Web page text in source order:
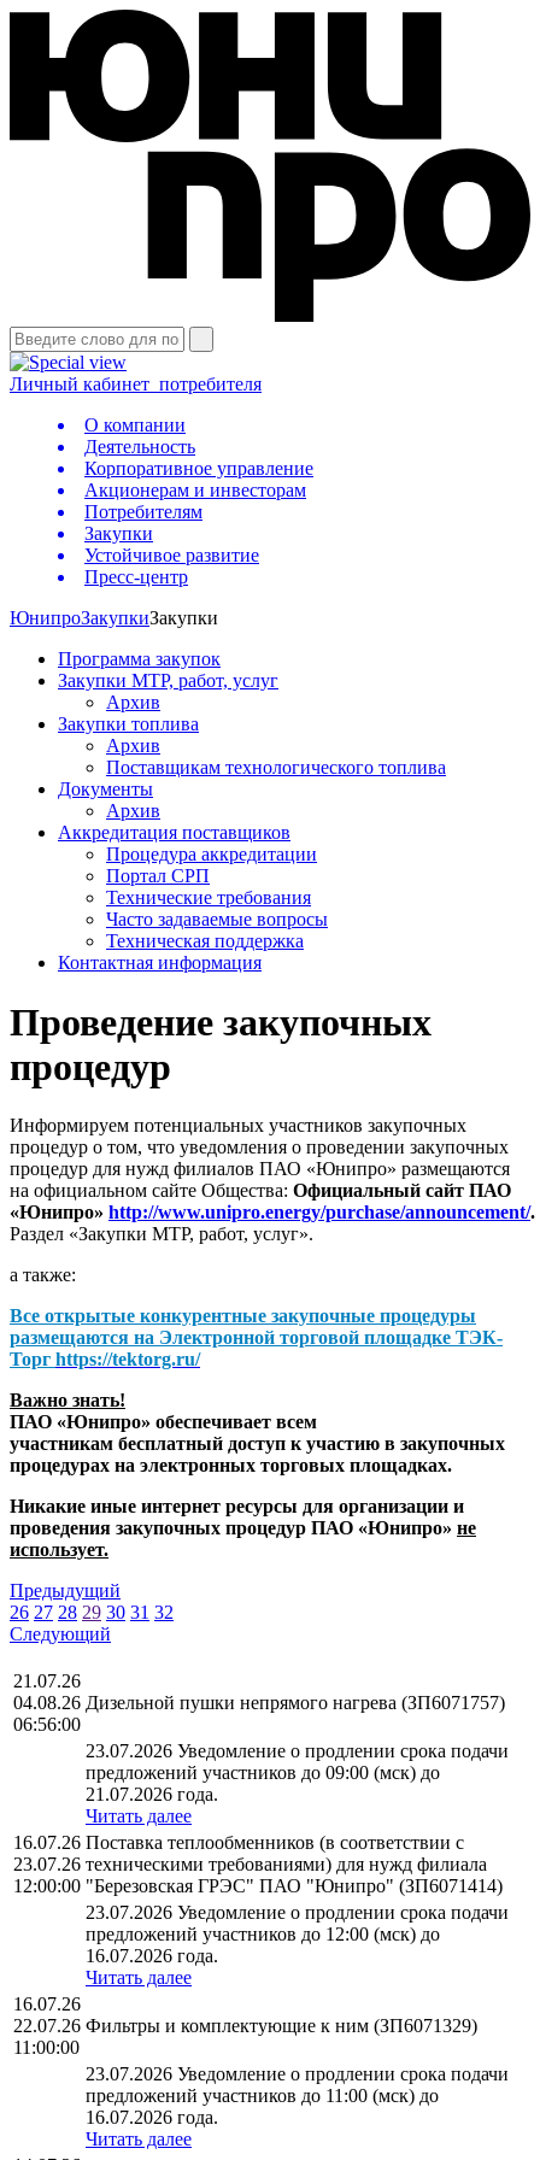
Личный кабинет потребителя
О компании
Деятельность
Корпоративное управление
Акционерам и инвесторам
Потребителям
Закупки
Устойчивое развитие
Пресс-центр
ЮнипроЗакупкиЗакупки
Программа закупок
Закупки МТР, работ, услуг
Архив
Закупки топлива
Архив
Поставщикам технологического топлива
Документы
Архив
Аккредитация поставщиков
Процедура аккредитации
Портал СРП
Технические требования
Часто задаваемые вопросы
Техническая поддержка
Контактная информация
Проведение закупочных
процедур
Информируем потенциальных участников закупочных
процедур о том, что уведомления о проведении закупочных
процедур для нужд филиалов ПАО «Юнипро» размещаются
на официальном сайте Общества: Официальный сайт ПАО
«Юнипро» http://www.unipro.energy/purchase/announcement/.
Раздел «Закупки МТР, работ, услуг».
а также:
Все открытые конкурентные закупочные процедуры
размещаются на Электронной торговой площадке ТЭК-
Торг https://tektorg.ru/
Важно знать!
ПАО «Юнипро» обеспечивает всем
участникам бесплатный доступ к участию в закупочных
процедурах на электронных торговых площадках.
Никакие иные интернет ресурсы для организации и
проведения закупочных процедур ПАО «Юнипро» не
использует.
Предыдущий
26 27 28 29 30 31 32
Следующий
21.07.26
04.08.26
06:56:00
Дизельной пушки непрямого нагрева (ЗП6071757)
23.07.2026 Уведомление о продлении срока подачи
предложений участников до 09:00 (мск) до
21.07.2026 года.
Читать далее
16.07.26
23.07.26
12:00:00
Поставка теплообменников (в соответствии с
техническими требованиями) для нужд филиала
"Березовская ГРЭС" ПАО "Юнипро" (ЗП6071414)
23.07.2026 Уведомление о продлении срока подачи
предложений участников до 12:00 (мск) до
16.07.2026 года.
Читать далее
16.07.26
22.07.26
11:00:00
Фильтры и комплектующие к ним (ЗП6071329)
23.07.2026 Уведомление о продлении срока подачи
предложений участников до 11:00 (мск) до
16.07.2026 года.
Читать далее